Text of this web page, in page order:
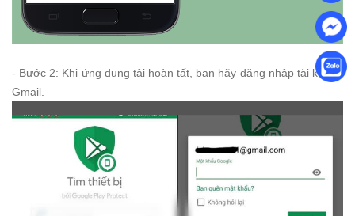
- Bước 2: Khi ứng dụng tải hoàn tất, bạn hãy đăng nhập tài khoản
Gmail.